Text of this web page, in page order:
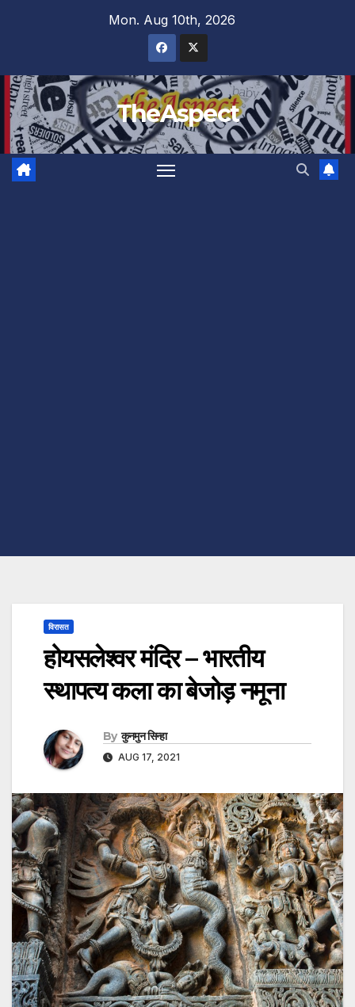
Mon. Aug 10th, 2026
TheAspect
विरासत
होयसलेश्वर मंदिर – भारतीय
स्थापत्य कला का बेजोड़ नमूना
By कुनमुन सिन्हा
AUG 17, 2021